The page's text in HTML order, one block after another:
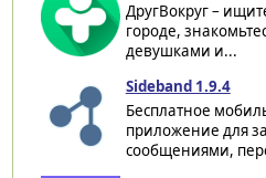
ДругВокруг –
городе,
девушками и...
Sideband 1.9.4
Бесплатное
приложение для
сообщениями,